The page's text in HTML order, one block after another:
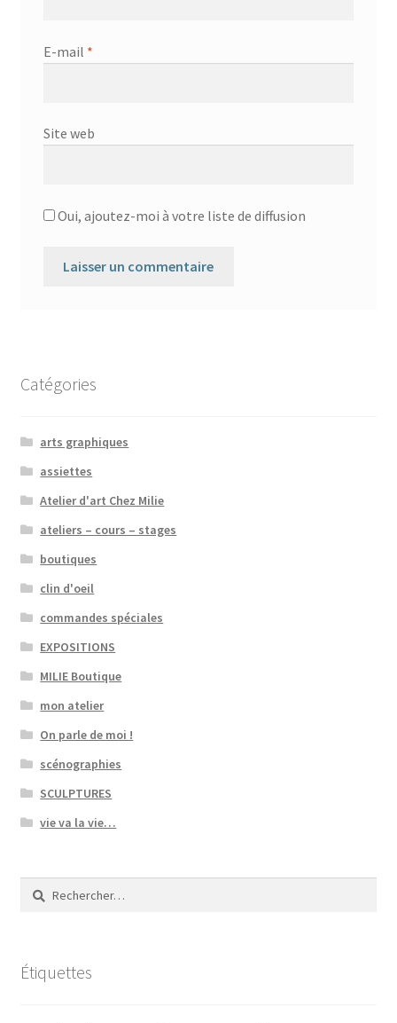
E-mail *
Site web
Oui, ajoutez-moi à votre liste de diffusion
Catégories
arts graphiques
assiettes
Atelier d'art Chez Milie
ateliers – cours – stages
boutiques
clin d'oeil
commandes spéciales
EXPOSITIONS
MILIE Boutique
mon atelier
On parle de moi !
scénographies
SCULPTURES
vie va la vie…
Rechercher :
Étiquettes